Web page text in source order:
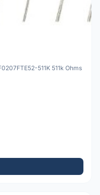
511K 511k Ohms